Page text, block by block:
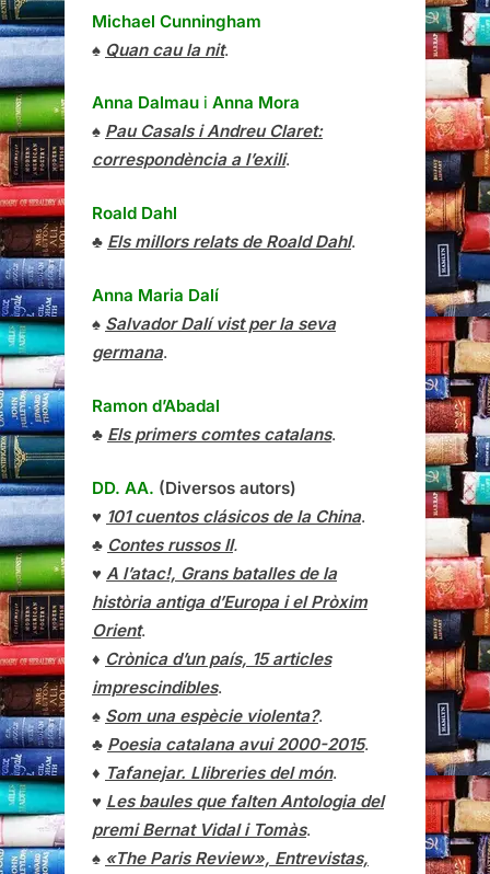
Michael Cunningham
♠ Quan cau la nit.
Anna Dalmau i Anna Mora
♠ Pau Casals i Andreu Claret:
correspondència a l’exili.
Roald Dahl
♣ Els millors relats de Roald Dahl.
Anna Maria Dalí
♠ Salvador Dalí vist per la seva
germana.
Ramon d’Abadal
♣ Els primers comtes catalans.
DD. AA. (Diversos autors)
♥ 101 cuentos clásicos de la China.
♣ Contes russos II.
♥ A l’atac!, Grans batalles de la
història antiga d’Europa i el Pròxim
Orient.
♦ Crònica d’un país, 15 articles
imprescindibles.
♠ Som una espècie violenta?.
♣ Poesia catalana avui 2000-2015.
♦ Tafanejar. Llibreries del món.
♥ Les baules que falten Antologia del
premi Bernat Vidal i Tomàs.
♠ «The Paris Review», Entrevistas,